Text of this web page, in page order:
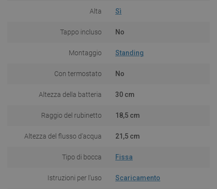
Alta Sì
Tappo incluso No
Montaggio Standing
Con termostato No
Altezza della batteria 30 cm
Raggio del rubinetto 18,5 cm
Altezza del flusso d'acqua 21,5 cm
Tipo di bocca Fissa
Istruzioni per l'uso Scaricamento